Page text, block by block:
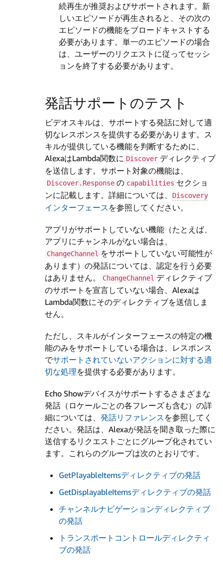
続再生が推奨およびサポートされます。新
しいエピソードが再生されると、その次の
エピソードの機能をブロードキャストする
必要があります。単一のエピソードの場合
は、ユーザーのリクエストに従ってセッシ
ョンを終了する必要があります。
発話サポートのテスト
ビデオスキルは、サポートする発話に対して適
切なレスポンスを提供する必要があります。ス
キルが提供している機能を判断するために、
AlexaはLambda関数に Discover ディレクティブ
を送信します。サポート対象の機能は、
Discover.Response の capabilities セクショ
ンに記載します。詳細については、
Discovery
インターフェース を参照してください。
アプリがサポートしていない機能（たとえば、
アプリにチャンネルがない場合は、
ChangeChannel をサポートしていない可能性が
あります）の発話については、認定を行う必要
はありません。
ChangeChannel ディレクティブ
のサポートを宣言していない場合、Alexaは
Lambda関数にそのディレクティブを送信しま
せん。
ただし、スキルがインターフェースの特定の機
能のみをサポートしている場合は、レスポンス
でサポートされていないアクションに対する適
切な処理を提供する必要があります。
Echo Showデバイスがサポートするさまざまな
発話（ロケールごとの各フレーズも含む）の詳
細については、 発話リファレンス を参照してく
ださい。発話は、Alexaが発話を聞き取った際に
送信するリクエストごとにグループ化されてい
ます。これらのグループは次のとおりです。
GetPlayableItemsディレクティブの発話
GetDisplayableItemsディレクティブの発話
チャンネルナビゲーションディレクティブ
の発話
トランスポートコントロールディレクティ
ブの発話